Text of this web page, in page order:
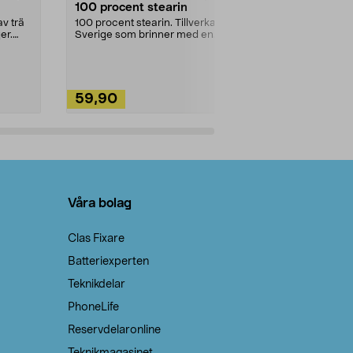
trä
100 procent stearin
100 procent stearin. Tillverkade i
Sverige som brinner med en
59,90
Våra bolag
Clas Fixare
Batteriexperten
Teknikdelar
PhoneLife
Reservdelaronline